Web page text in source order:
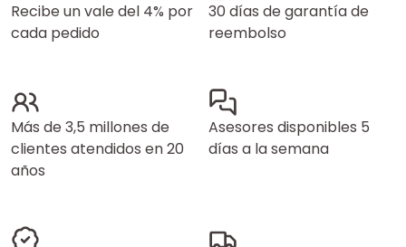
Recibe un vale del 4% por
cada pedido
30 días de garantía de
reembolso
Más de 3,5 millones de
clientes atendidos en 20
años
Asesores disponibles 5
días a la semana